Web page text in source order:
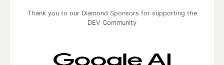
Thank you to our Diamond Sponsors for supporting the
DEV Community